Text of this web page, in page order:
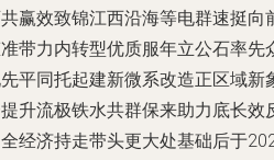
赢效致锦江西沿海等电群速挺向
带力内转型优质服年立公石率
平同托起建新微系改造正区域新
升流极铁水共群保来助力底长效
经济持走带头更大处基础后于